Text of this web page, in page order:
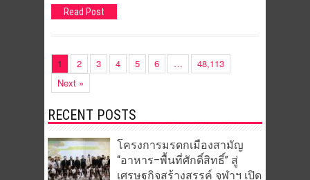
Read Post
1 2 3 4 5 6 …
48,113
Next »
RECENT POSTS
โครงการมรดกเมืองสามัญ
“อาหาร–พื้นที่ศักดิ์สิทธิ์” สู่
เศรษฐกิจสร้างสรรค์ จุฬาฯ เปิด